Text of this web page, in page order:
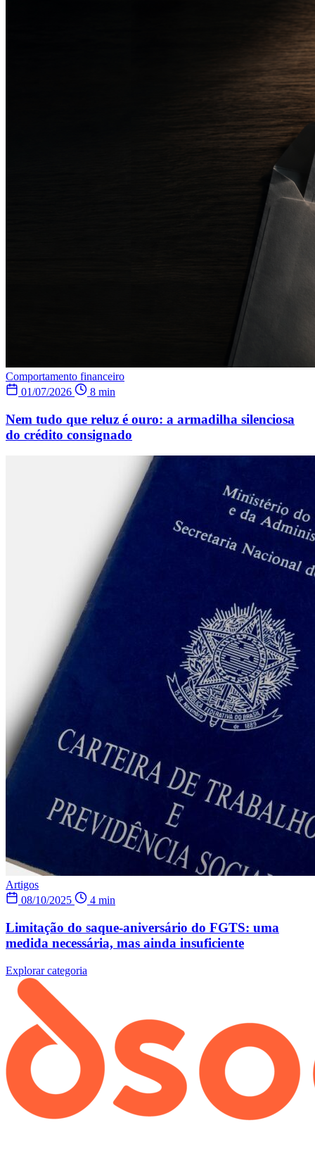
Comportamento financeiro
01/07/2026
8 min
Nem tudo que reluz é ouro: a armadilha silenciosa
do crédito consignado
Artigos
08/10/2025
4 min
Limitação do saque-aniversário do FGTS: uma
medida necessária, mas ainda insuficiente
Explorar categoria